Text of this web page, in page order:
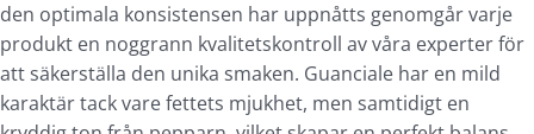
den optimala konsistensen har uppnåtts genomgår varje
produkt en noggrann kvalitetskontroll av våra experter för
att säkerställa den unika smaken. Guanciale har en mild
karaktär tack vare fettets mjukhet, men samtidigt en